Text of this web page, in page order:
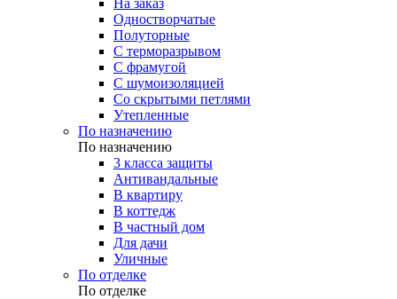
На заказ
Одностворчатые
Полуторные
С терморазрывом
С фрамугой
С шумоизоляцией
Со скрытыми петлями
Утепленные
По назначению
По назначению
3 класса защиты
Антивандальные
В квартиру
В коттедж
В частный дом
Для дачи
Уличные
По отделке
По отделке